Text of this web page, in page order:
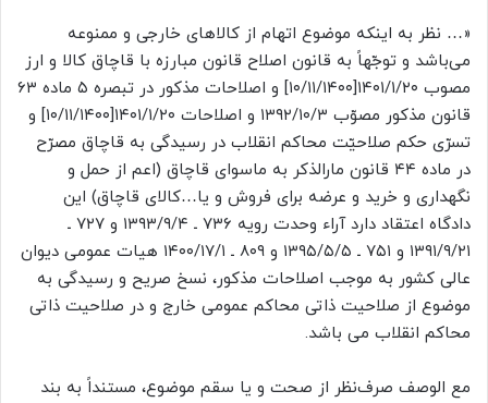
«… نظر به اینکه موضوع اتهام از کالاهای خارجی و ممنوعه
می‌باشد و توجّهاً به قانون اصلاح قانون مبارزه با قاچاق کالا و ارز
مصوب ۱۴۰۱/۱/۲۰[۱۰/۱۱/۱۴۰۰] و اصلاحات مذکور در تبصره ۵ ماده ۶۳
قانون مذکور مصوّب ۱۳۹۲/۱۰/۳ و اصلاحات ۱۴۰۱/۱/۲۰[۱۰/۱۱/۱۴۰۰] و
تسرّی حکم صلاحیّت محاکم انقلاب در رسیدگی به قاچاق مصرّح
در ماده ۴۴ قانون مارالذکر به ماسوای قاچاق (اعم از حمل و
نگهداری و خرید و عرضه برای فروش و یا…کالای قاچاق) این
دادگاه اعتقاد دارد آراء وحدت رویه ۷۳۶ ـ ۱۳۹۳/۹/۴ و ۷۲۷ ـ
۱۳۹۱/۹/۲۱ و ۷۵۱ ـ ۱۳۹۵/۵/۵ و ۸۰۹ ـ ۱۴۰۰/۱۷/۱ هیات عمومی دیوان‌
عالی کشور به موجب اصلاحات مذکور، نسخ صریح و رسیدگی به
موضوع از صلاحیت ذاتی محاکم عمومی خارج و در صلاحیت ذاتی
محاکم انقلاب می باشد.
مع الوصف صرف‌نظر از صحت و یا سقم موضوع، مستنداً به بند